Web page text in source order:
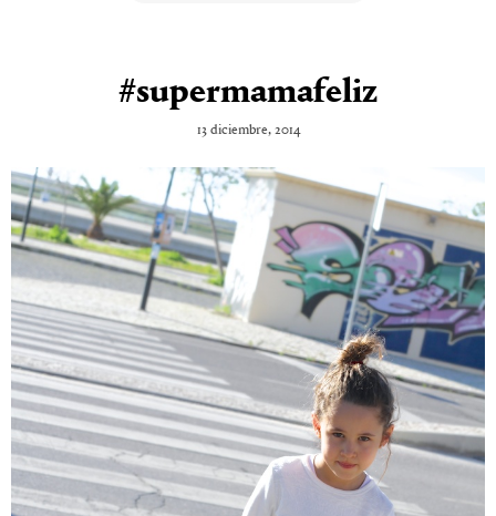
#supermamafeliz
13 diciembre, 2014